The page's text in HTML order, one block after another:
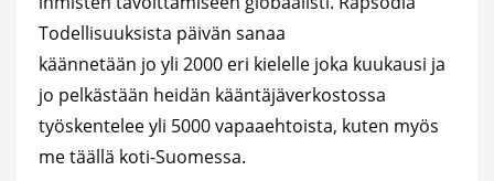
Todellisuuksista päivän sanaa
käännetään jo yli 2000 eri kielelle joka kuukausi ja
jo pelkästään heidän kääntäjäverkostossa
työskentelee yli 5000 vapaaehtoista, kuten myös
me täällä koti-Suomessa.